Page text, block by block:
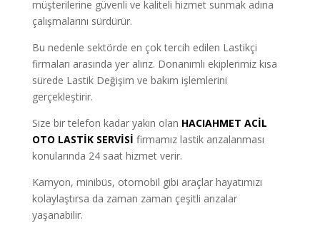
müşterilerine güvenli ve kaliteli hizmet sunmak adına
çalışmalarını sürdürür.
Bu nedenle sektörde en çok tercih edilen Lastikçi
firmaları arasında yer alırız. Donanımlı ekiplerimiz kısa
sürede Lastik Değişim ve bakım işlemlerini
gerçekleştirir.
Size bir telefon kadar yakın olan HACIAHMET ACİL
OTO LASTİK SERVİSİ firmamız lastik arızalanması
konularında 24 saat hizmet verir.
Kamyon, minibüs, otomobil gibi araçlar hayatımızı
kolaylaştırsa da zaman zaman çeşitli arızalar
yaşanabilir.